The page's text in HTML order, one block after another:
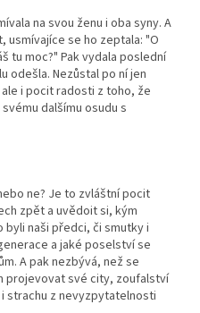
na svou ženu i oba syny. A
usmívajíce se ho zeptala: "O
tu moc?" Pak vydala poslední
odešla. Nezůstal po ní jen
i pocit radosti z toho, že
dalšímu osudu s
ne? Je to zvláštní pocit
zpět a uvědoit si, kým
naši předci, či smutky i
a jaké poselství se
A pak nezbývá, než se
projevovat své city, zoufalství
strachu z nevyzpytatelnosti